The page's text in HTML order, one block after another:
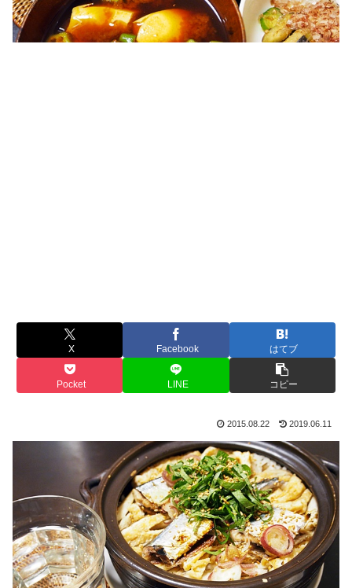
X Facebook はてブ
Pocket LINE コピー
2015.08.22 2019.06.11